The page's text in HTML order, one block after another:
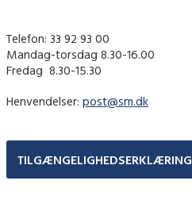
Telefon: 33 92 93 00
Mandag-torsdag 8.30-16.00
Fredag ​ 8.30-15.30
Henvendelser: post@sm.dk
TILGÆNGELIGHEDSERKLÆRING